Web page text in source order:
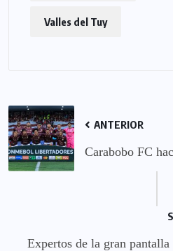
Valles del Tuy
ANTERIOR
Carabobo FC
Expertos de la gran pantalla